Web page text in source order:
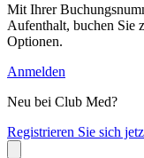
Mit Ihrer
Aufenthalt, buchen Sie
Optionen.
Anmelden
Neu bei Club Med?
Registrieren Sie sich